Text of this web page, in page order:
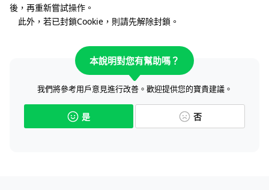
後，再重新嘗試操作。
此外，若已封鎖Cookie，則請先解除封鎖。
本說明對您有幫助嗎？
我們將參考用戶意見進行改善。歡迎提供您的寶貴建議。
是 否